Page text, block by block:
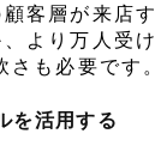
客層が来店
より万人受
も必要です。
を活用する